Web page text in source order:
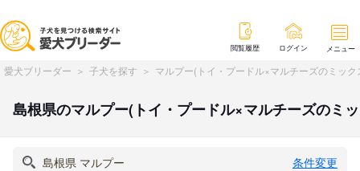
閲覧履歴 ログイン メニュー
愛犬ブリーダー 子犬を探す マルプー(トイ・プードル×マルチーズのミッ
島根県のマルプー(トイ・プードル×マルチーズのミ
条件変更